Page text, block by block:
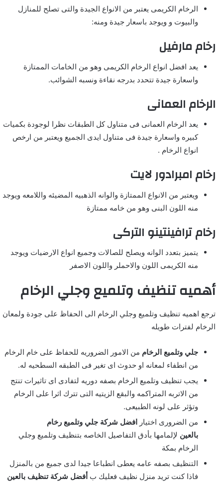
الرخام الكريمى يعتبر من الانواع الجيدة والتى تصلح للمنازل
والبيوت و ويوجد باسعار جيدة ومنه:
رخام مارفيل
يعد افضل انواع الرخام الكريمى وهو من الخامات الممتازة
واسعارة جيدة تتحدد بدرجه نقاءة ونسبه الشوائب.
الرخام العمانى
يعد الرخام العمانى فى متناول كل الطبقات نظرا لوجودة بكميات
كبيره واسعارة جيدة فى متناول ايدى الجميع ويعتبر من ارخص
انواع الرخام .
رخام امبرادور لايت
ويعتبر من الانواع الممتازة والوانه الذهبيه المضيئه واللامعه ويوجد
منه اللون البنى وهو من خامه ممتازة
رخام ترافينتينو التركى
يتميز بتعدد الوانه ويصلح للصالات وجميع انواع الارضيات ويوجد
منه الكريمى اللون والاحملر واللون الاصفر
أهميه تنظيف وتلميع وجلي الرخام
ترجع اهميه تنظيف وتلميع وجلي الرخام الى الحفاظ على جودة ولمعان
الرخام لفترات طويله
جلي وتلميع الرخام من الامور الضروريه للحفاظ على خام الرخام
من انطفاء لمعانه او حدوث اى تغير فى الطبقه السطحيه له.
يجب تنظيف وتلميع الرخام بصفه دوريه لتفادى اى تاثيرات تنتج
من الاتربه المتراكمه والبقع الزيتيه التى تترك اثرا على الرخام
وتؤثر على لونه الطبيعى.
من الضرورى اختيار افضل شركة جلي وتلميع رخام
بالعين لإلمامها بأدق التفاصيل الخاصه بتنظيف وتلميع وجلي
الرخام بمكة
التنظيف بصفه عامه يعطى انطباعا جيدا لدى جميع من بالمنزل
فاذا كنت تريد منزل نظيف فعليك ب أفضل شركة تنظيف بالعين